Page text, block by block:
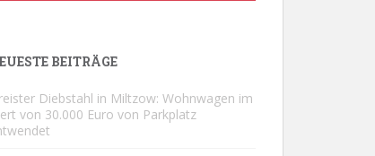
BEITRÄGE
Diebstahl in Miltzow: Wohnwagen im
von 30.000 Euro von Parkplatz